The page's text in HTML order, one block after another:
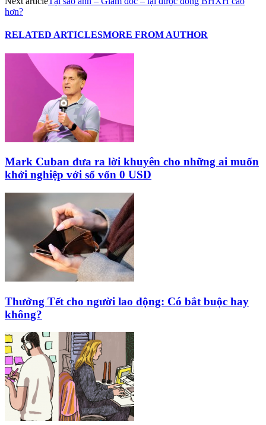
hơn?
RELATED ARTICLESMORE FROM AUTHOR
Mark Cuban đưa ra lời khuyên cho những ai muốn
khởi nghiệp với số vốn 0 USD
Thưởng Tết cho người lao động: Có bắt buộc hay
không?